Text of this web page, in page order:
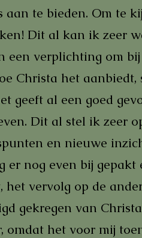
aan te bieden. Om te
Dit al kan ik zeer
verplichting om
Christa het aanbiedt,
geeft al een goed
Dit al stel ik zeer
en nieuwe
er nog even bij
vervolg op de
gekregen van
omdat het voor mij